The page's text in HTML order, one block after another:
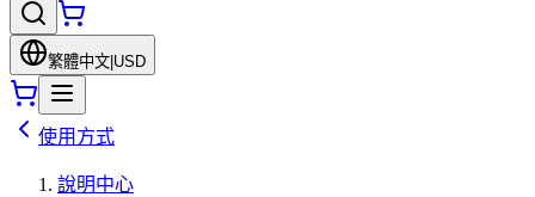
繁體中文 USD
使用方式
說明中心